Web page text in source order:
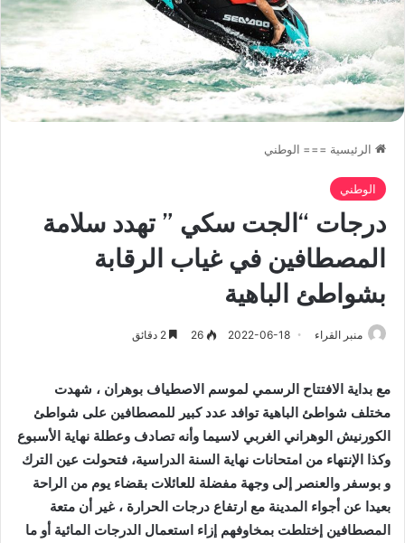
الرئيسية === الوطني
الوطني
درجات “الجت سكي ” تهدد سلامة
المصطافين في غياب الرقابة
بشواطئ الباهية
منبر القراء 2022-06-18
26
مع بداية الافتتاح الرسمي لموسم الاصطياف بوهران ، شهدت
مختلف شواطئ الباهية توافد عدد كبير للمصطافين على شواطئ
الكورنيش الوهراني الغربي لاسيما وأنه تصادف وعطلة نهاية الأسبوع
وكذا الإنتهاء من امتحانات نهاية السنة الدراسية، فتحولت عين الترك
و بوسفر والعنصر إلى وجهة مفضلة للعائلات بقضاء يوم من الراحة
بعيدا عن أجواء المدينة مع ارتفاع درجات الحرارة ، غير أن متعة
المصطافين إختلطت بمخاوفهم إزاء استعمال الدرجات المائية أو ما